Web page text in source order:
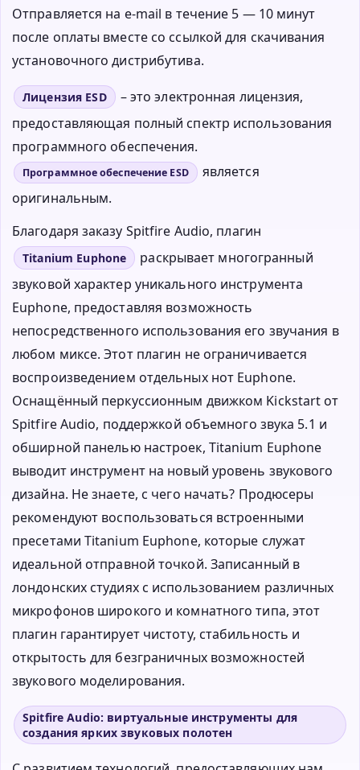
Отправляется на e-mail в течение 5 — 10 минут
после оплаты вместе со ссылкой для скачивания
установочного дистрибутива.
Лицензия ESD
– это электронная лицензия,
предоставляющая полный спектр использования
программного обеспечения.
Программное обеспечение ESD
является
оригинальным.
Благодаря заказу Spitfire Audio, плагин
Titanium Euphone
раскрывает многогранный
звуковой характер уникального инструмента
Euphone, предоставляя возможность
непосредственного использования его звучания в
любом миксе. Этот плагин не ограничивается
воспроизведением отдельных нот Euphone.
Оснащённый перкуссионным движком Kickstart от
Spitfire Audio, поддержкой объемного звука 5.1 и
обширной панелью настроек, Titanium Euphone
выводит инструмент на новый уровень звукового
дизайна. Не знаете, с чего начать? Продюсеры
рекомендуют воспользоваться встроенными
пресетами Titanium Euphone, которые служат
идеальной отправной точкой. Записанный в
лондонских студиях с использованием различных
микрофонов широкого и комнатного типа, этот
плагин гарантирует чистоту, стабильность и
открытость для безграничных возможностей
звукового моделирования.
Spitfire Audio: виртуальные инструменты для
создания ярких звуковых полотен